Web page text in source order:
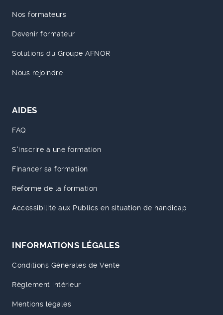
Nos formateurs
Devenir formateur
Solutions du Groupe AFNOR
Nous rejoindre
AIDES
FAQ
S'inscrire à une formation
Financer sa formation
Réforme de la formation
Accessibilité aux Publics en situation de handicap
INFORMATIONS LÉGALES
Conditions Générales de Vente
Règlement intérieur
Mentions légales